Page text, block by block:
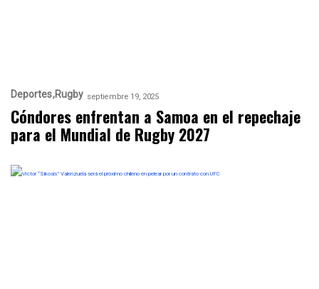
Deportes Rugby septiembre 19, 2025
Cóndores enfrentan a Samoa en el repechaje
para el Mundial de Rugby 2027